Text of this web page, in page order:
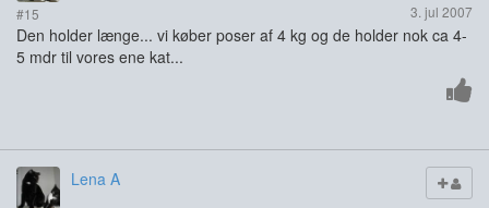
#15 3. jul 2007
Den holder længe... vi køber poser af 4 kg og de holder nok ca 4-
5 mdr til vores ene kat...
Lena A